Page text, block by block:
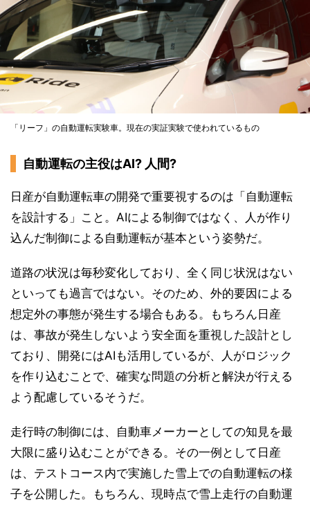
「リーフ」の自動運転実験車。現在の実証実験で使われているもの
自動運転の主役はAI? 人間?
日産が自動運転車の開発で重要視するのは「自動運転
を設計する」こと。AIによる制御ではなく、人が作り
込んだ制御による自動運転が基本という姿勢だ。
道路の状況は毎秒変化しており、全く同じ状況はない
といっても過言ではない。そのため、外的要因による
想定外の事態が発生する場合もある。もちろん日産
は、事故が発生しないよう安全面を重視した設計とし
ており、開発にはAIも活用しているが、人がロジック
を作り込むことで、確実な問題の分析と解決が行える
よう配慮しているそうだ。
走行時の制御には、自動車メーカーとしての知見を最
大限に盛り込むことができる。その一例として日産
は、テストコース内で実施した雪上での自動運転の様
子を公開した。もちろん、現時点で雪上走行の自動運